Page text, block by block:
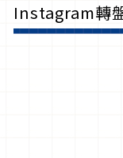
Instagram轉